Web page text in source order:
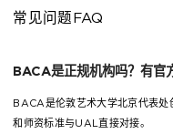
常见问题FAQ
BACA是正规机构吗？有官
BACA是伦敦艺术大学北京代表处
和师资标准与UAL直接对接。